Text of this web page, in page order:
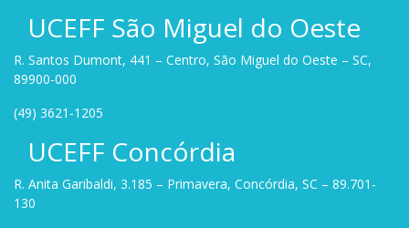
UCEFF São Miguel do Oeste
R. Santos Dumont, 441 – Centro, São Miguel do Oeste – SC,
89900-000
(49) 3621-1205
UCEFF Concórdia
R. Anita Garibaldi, 3.185 – Primavera, Concórdia, SC – 89.701-
130